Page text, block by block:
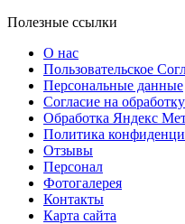
Полезные ссылки
О нас
Пользовательское
Персональные данные
Согласие на
Обработка Яндекс
Политика
Отзывы
Персонал
Фотогалерея
Контакты
Карта сайта